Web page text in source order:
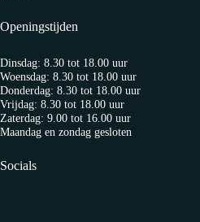
Openingstijden
Dinsdag: 8.30 tot 18.00 uur
Woensdag: 8.30 tot 18.00 uur
Donderdag: 8.30 tot 18.00 uur
Vrijdag: 8.30 tot 18.00 uur
Zaterdag: 9.00 tot 16.00 uur
Maandag en zondag gesloten
Socials